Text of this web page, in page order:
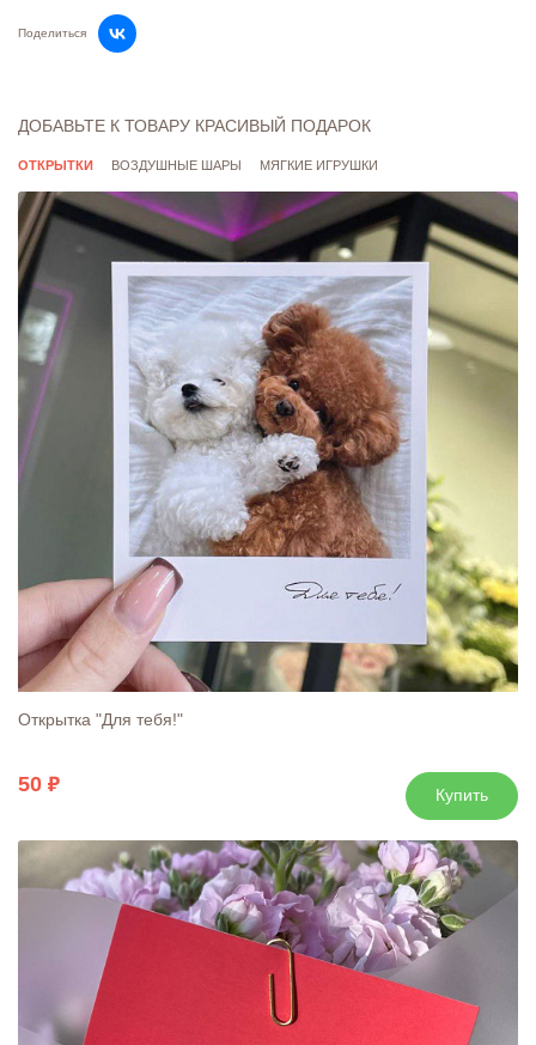
до 4000 рублей – 330 рублей. Для товаров с флажком
"Платная доставка" - 330 рублей.
рассчитывается индивидуально.
курьерской службы, подробности просим уточнять у
оператора.
Подробнее о доставке
Поделиться
ДОБАВЬТЕ К ТОВАРУ КРАСИВЫЙ ПОДАРОК
ОТКРЫТКИ ВОЗДУШНЫЕ ШАРЫ МЯГКИЕ ИГРУШКИ
Открытка "Для тебя!"
50 Купить